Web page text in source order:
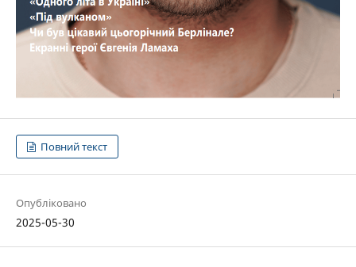
Повний текст
Опубліковано
2025-05-30